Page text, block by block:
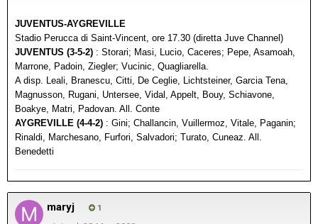
JUVENTUS-AYGREVILLE
Stadio Perucca di Saint-Vincent, ore 17.30 (diretta Juve Channel)
JUVENTUS (3-5-2) : Storari; Masi, Lucio, Caceres; Pepe, Asamoah,
Marrone, Padoin, Ziegler; Vucinic, Quagliarella.
A disp. Leali, Branescu, Citti, De Ceglie, Lichtsteiner, Garcia Tena,
Magnusson, Rugani, Untersee, Vidal, Appelt, Bouy, Schiavone,
Boakye, Matri, Padovan. All. Conte
AYGREVILLE (4-4-2) : Gini; Challancin, Vuillermoz, Vitale, Paganin;
Rinaldi, Marchesano, Furfori, Salvadori; Turato, Cuneaz. All.
Benedetti
maryj 1